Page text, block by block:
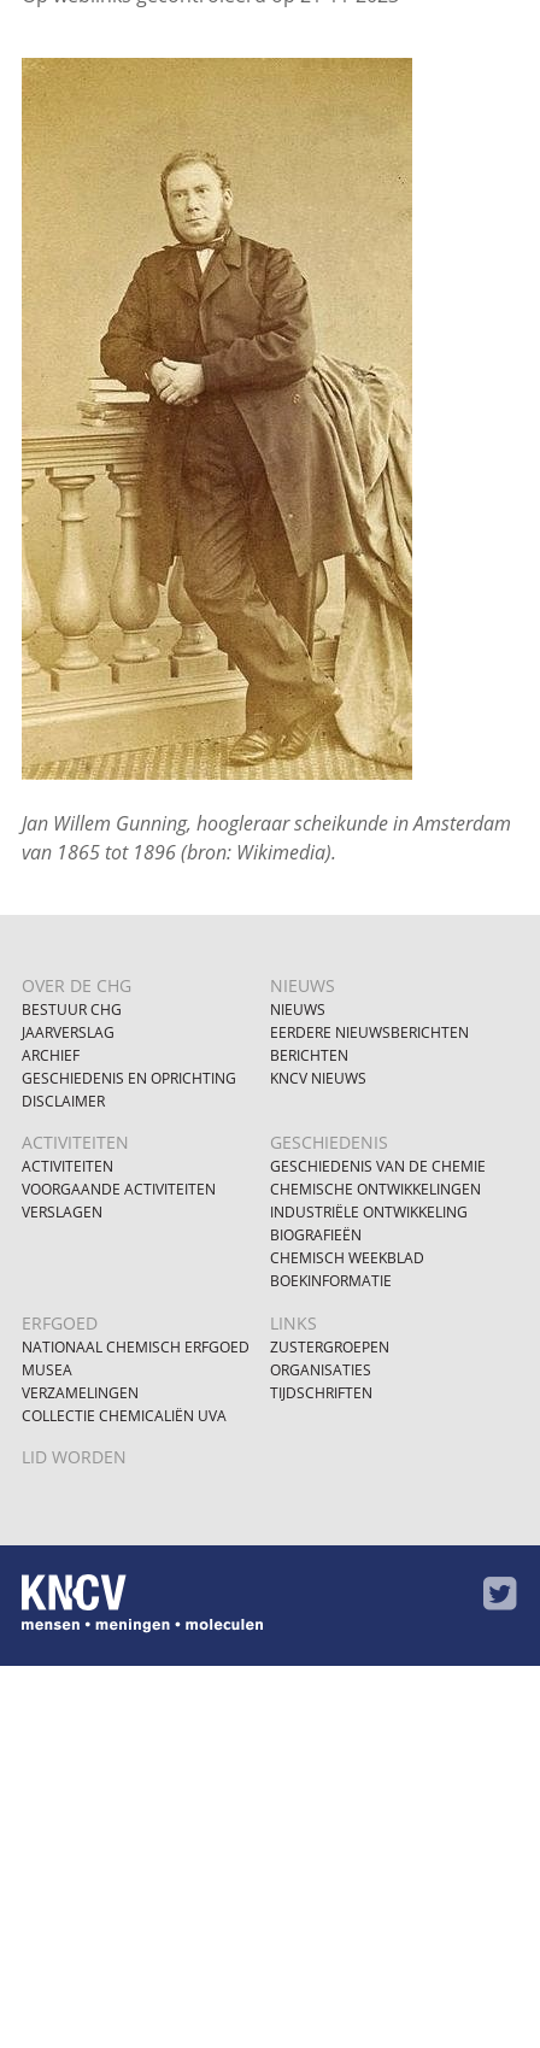
Jan Willem Gunning, hoogleraar scheikunde in Amsterdam
van 1865 tot 1896 (bron: Wikimedia).
OVER DE CHG
BESTUUR CHG
JAARVERSLAG
ARCHIEF
GESCHIEDENIS EN OPRICHTING
DISCLAIMER
NIEUWS
NIEUWS
EERDERE NIEUWSBERICHTEN
BERICHTEN
KNCV NIEUWS
ACTIVITEITEN
ACTIVITEITEN
VOORGAANDE ACTIVITEITEN
VERSLAGEN
GESCHIEDENIS
GESCHIEDENIS VAN DE CHEMIE
CHEMISCHE ONTWIKKELINGEN
INDUSTRIËLE ONTWIKKELING
BIOGRAFIEËN
CHEMISCH WEEKBLAD
BOEKINFORMATIE
ERFGOED
NATIONAAL CHEMISCH ERFGOED
MUSEA
VERZAMELINGEN
COLLECTIE CHEMICALIËN UVA
LINKS
ZUSTERGROEPEN
ORGANISATIES
TIJDSCHRIFTEN
LID WORDEN